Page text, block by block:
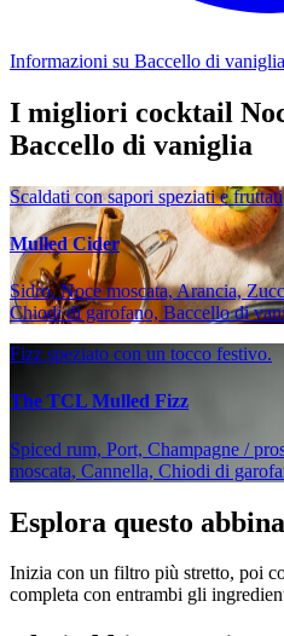
Informazioni su Baccello di vaniglia
I migliori cocktail
Baccello di vaniglia
Scaldati con sapori speziati e fruttati
Mulled Cider
Sidro, Noce moscata, Arancia,
Chiodi di garofano, Baccello di
Fizz speziato con un tocco festivo.
The TCL Mulled Fizz
Spiced rum, Port, Champagne /
moscata, Cannella, Chiodi di
Esplora questo
Inizia con un filtro più stretto, poi
completa con entrambi gli